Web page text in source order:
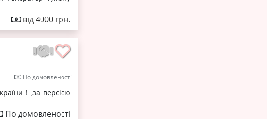
від 4000 грн.
По домовленості
! ,за версією
По домовленості